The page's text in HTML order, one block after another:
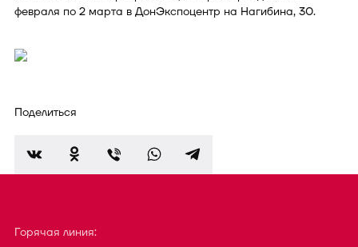
февраля по 2 марта в ДонЭкспоцентр на Нагибина, 30.
Поделиться
Горячая линия: